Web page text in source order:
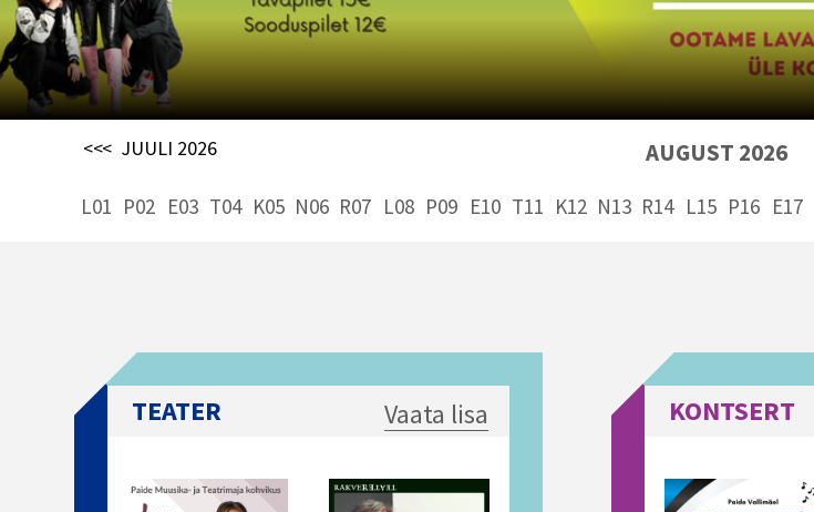
<<< JUULI 2026 AUGUST 2026
L01 P02 E03 T04 K05 N06 R07 L08 P09 E10 T11 K12 N13 R14 L15 P16 E17
TEATER Vaata lisa KONTSERT